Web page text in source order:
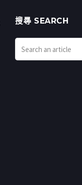
搜㝷 SEARCH